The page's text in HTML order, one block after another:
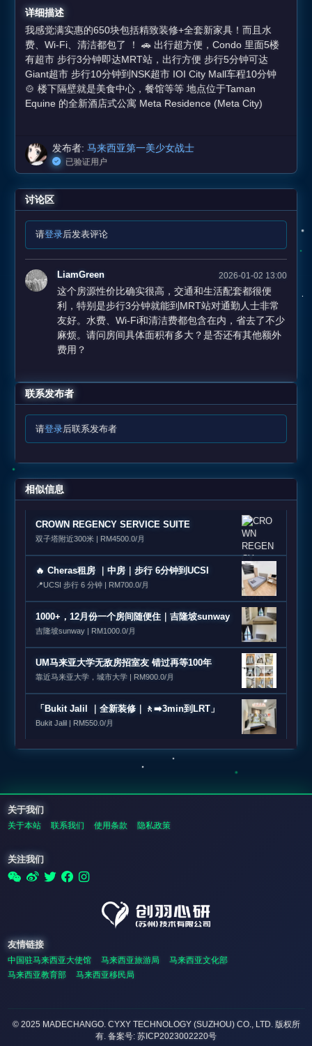
详细描述
我感觉满实惠的650块包括精致装修+全套新家具！而且水
费、Wi-Fi、清洁都包了 ！ 🚗 出行超方便，Condo 里面5楼
有超市 步行3分钟即达MRT站，出行方便 步行5分钟可达
Giant超市 步行10分钟到NSK超市 IOI City Mall车程10分钟
🍲 楼下隔壁就是美食中心，餐馆等等 地点位于Taman
Equine 的全新酒店式公寓 Meta Residence (Meta City)
发布者: 马来西亚第一美少女战士
已验证用户
讨论区
请登录后发表评论
LiamGreen 2026-01-02 13:00
这个房源性价比确实很高，交通和生活配套都很便
利，特别是步行3分钟就能到MRT站对通勤人士非常
友好。水费、Wi-Fi和清洁费都包含在内，省去了不少
麻烦。请问房间具体面积有多大？是否还有其他额外
费用？
联系发布者
请登录后联系发布者
相似信息
CROWN REGENCY SERVICE SUITE
双子塔附近300米 | RM4500.0/月
🔥 Cheras租房 ｜中房｜步行 6分钟到UCSI
📍UCSI 步行 6 分钟 | RM700.0/月
1000+，12月份一个房间随便住｜吉隆坡sunway
吉隆坡sunway | RM1000.0/月
UM马来亚大学无敌房招室友 错过再等100年
靠近马来亚大学，城市大学 | RM900.0/月
「Bukit Jalil ｜全新装修｜🚶‍➡️3min到LRT」
Bukit Jalil | RM550.0/月
关于我们
关于本站 联系我们 使用条款 隐私政策
关注我们
友情链接
中国驻马来西亚大使馆 马来西亚旅游局
马来西亚文化部
马来西亚教育部
马来西亚移民局
© 2025 MADECHANGO. CYXY TECHNOLOGY (SUZHOU) CO., LTD. 版权所
有. 备案号: 苏ICP2023002220号